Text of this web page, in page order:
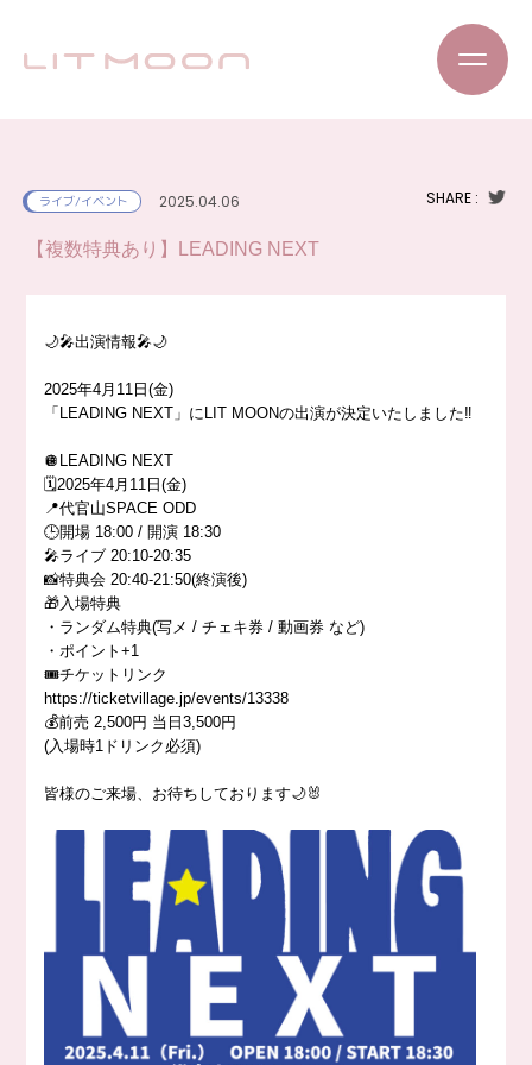
ライブ/イベント 2025.04.06 SHARE :
【複数特典あり】LEADING NEXT
🌙🎤出演情報🎤🌙
2025年4月11日(金)
「LEADING NEXT」にLIT MOONの出演が決定いたしました‼️
🪩LEADING NEXT
🗓️2025年4月11日(金)
📍代官山SPACE ODD
🕒開場 18:00 / 開演 18:30
🎤ライブ 20:10-20:35
📸特典会 20:40-21:50(終演後)
🎁入場特典
・ランダム特典(写メ / チェキ券 / 動画券 など)
・ポイント+1
🎟️チケットリンク
https://ticketvillage.jp/events/13338
💰前売 2,500円 当日3,500円
(入場時1ドリンク必須)
皆様のご来場、お待ちしております🌙🐰